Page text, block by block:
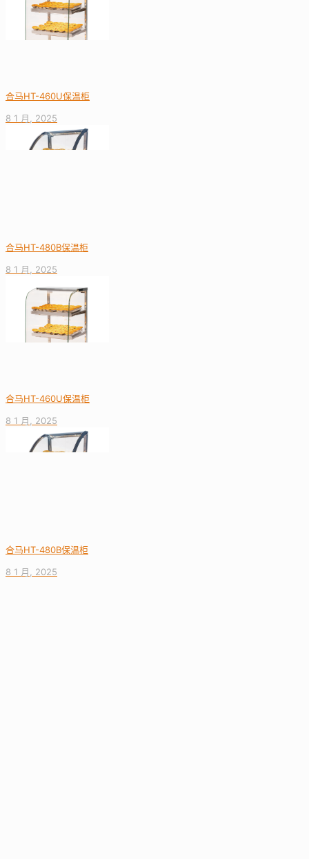
合马HT-460U保温柜
8 1 月, 2025
合马HT-480B保温柜
8 1 月, 2025
合马HT-460U保温柜
8 1 月, 2025
合马HT-480B保温柜
8 1 月, 2025